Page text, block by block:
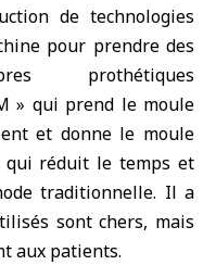
de technologies
pour prendre des
prothétiques
» qui prend le moule
et donne le moule
qui réduit le temps et
traditionnelle. Il a
sont chers, mais
aux patients.